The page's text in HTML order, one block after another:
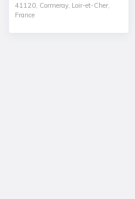
41120, Cormeray, Loir-et-Cher,
France